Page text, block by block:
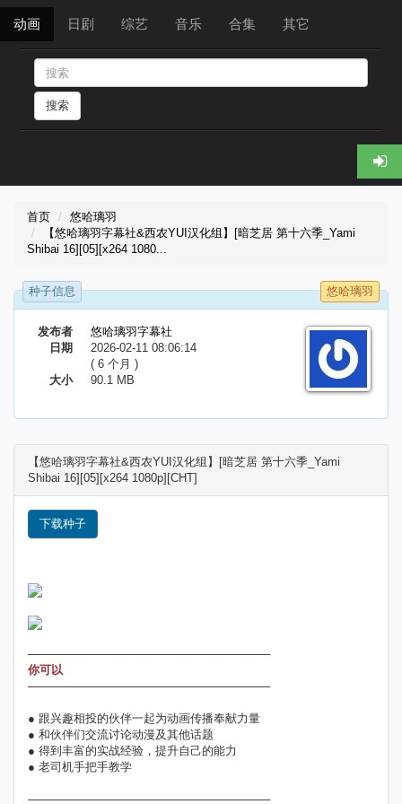
动画 日剧 综艺 音乐 合集 其它
搜索
首页
悠哈璃羽
【悠哈璃羽字幕社&西农YUI汉化组】[暗芝居 第十六季_Yami
Shibai 16][05][x264 1080...
种子信息 悠哈璃羽
发布者
悠哈璃羽字幕社
日期
2026-02-11 08:06:14
( 6 个月 )
大小
90.1 MB
【悠哈璃羽字幕社&西农YUI汉化组】[暗芝居 第十六季_Yami
Shibai 16][05][x264 1080p][CHT]
下载种子
──────────────────────────────
你可以
──────────────────────────────
● 跟兴趣相投的伙伴一起为动画传播奉献力量
● 和伙伴们交流讨论动漫及其他话题
● 得到丰富的实战经验，提升自己的能力
● 老司机手把手教学
──────────────────────────────